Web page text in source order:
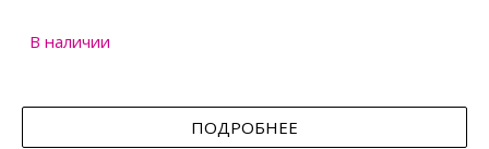
В наличии
ПОДРОБНЕЕ